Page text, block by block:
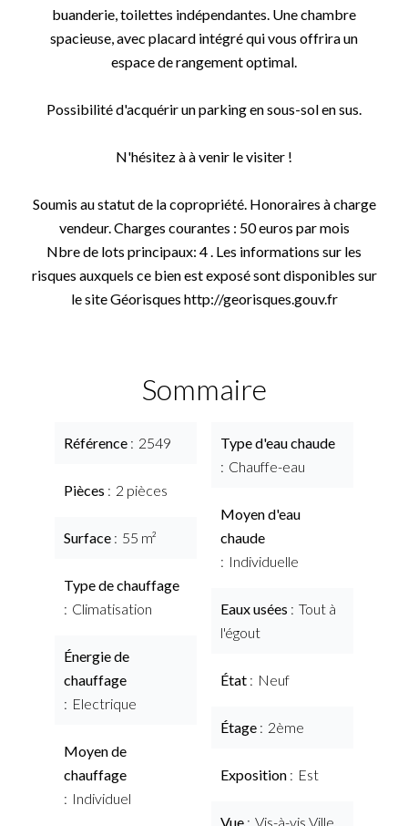
buanderie, toilettes indépendantes. Une chambre
spacieuse, avec placard intégré qui vous offrira un
espace de rangement optimal.
Possibilité d'acquérir un parking en sous-sol en sus.
N'hésitez à à venir le visiter !
Soumis au statut de la copropriété. Honoraires à charge
vendeur. Charges courantes : 50 euros par mois
Nbre de lots principaux: 4 . Les informations sur les
risques auxquels ce bien est exposé sont disponibles sur
le site Géorisques http://georisques.gouv.fr
Sommaire
Référence 2549
Pièces 2 pièces
Surface 55 m²
Type de chauffage
Climatisation
Énergie de
chauffage
Electrique
Moyen de
chauffage
Individuel
Type d'eau chaude
Chauffe-eau
Moyen d'eau
chaude
Individuelle
Eaux usées
Tout à
l'égout
État Neuf
Étage 2ème
Exposition Est
Vue Vis-à-vis Ville